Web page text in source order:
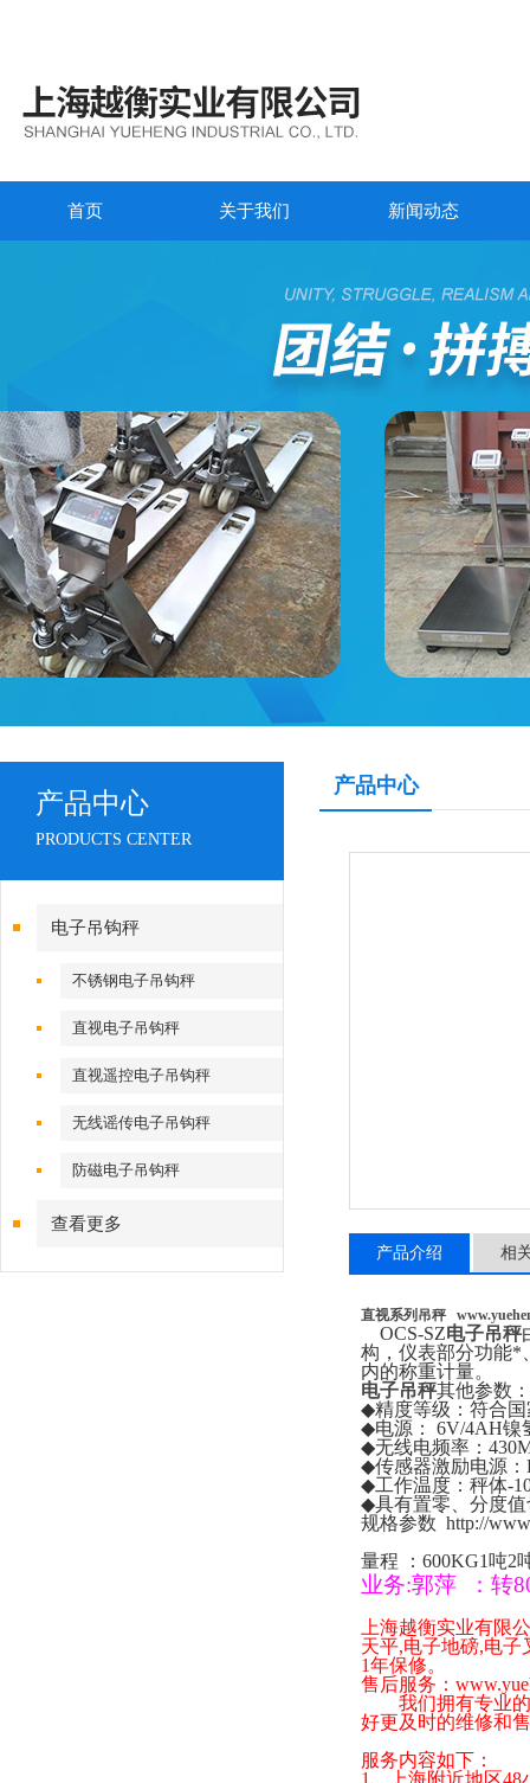
首页 关于我们 新闻动态
产品中心
PRODUCTS CENTER
电子吊钩秤
不锈钢电子吊钩秤
直视电子吊钩秤
直视遥控电子吊钩秤
无线谣传电子吊钩秤
防磁电子吊钩秤
查看更多
产品中心
产品介绍 相
直视系列吊秤
OCS-SZ电子吊秤
构，仪表部分功能*
内的称重计量。
电子吊秤其他参数：
◆精度等级：符合
◆电源： 6V/4AH镍
◆无线电频率：
◆传感器激励电源：
◆工作温度：秤体-
◆具有置零、分度
规格参数 http://
量程
： 600KG1 吨2
业务:郭萍 ： 转
上海越衡实业有限
天平,电子地磅,电子
1年保修。
售后服务：
我们拥有专业的
好更及时的维修和
服务内容如下：
1
、上海附近地区48